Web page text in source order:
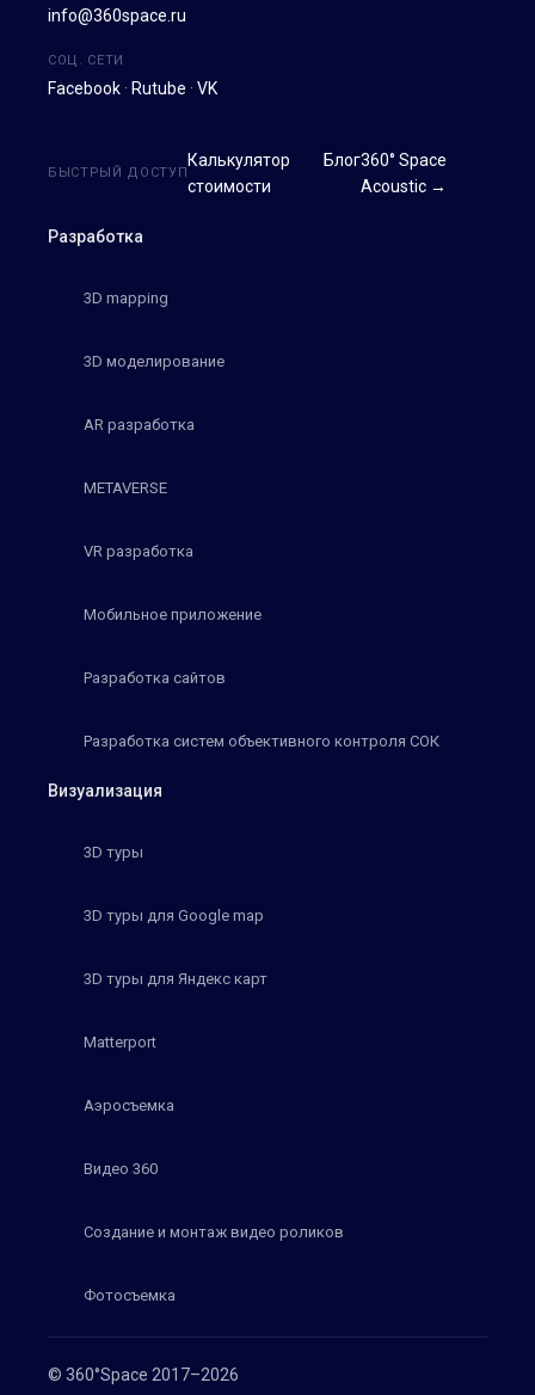
© 360°Space 2017–2026
info@360space.ru
СОЦ. СЕТИ
Facebook · Rutube · VK
Разработка
3D mapping
3D моделирование
AR разработка
METAVERSE
VR разработка
Мобильное приложение
Разработка сайтов
Разработка систем объективного контроля СОК
Визуализация
3D туры
3D туры для Google map
3D туры для Яндекс карт
Matterport
Аэросъемка
Видео 360
Создание и монтаж видео роликов
Фотосъемка
БЫСТРЫЙ ДОСТУП
Калькулятор
стоимости
Блог360° Space
Acoustic →